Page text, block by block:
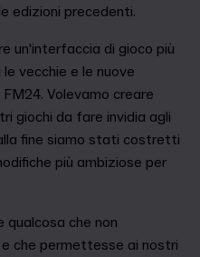
edizioni precedenti.
un'interfaccia di gioco più
vecchie e le nuove
Volevamo creare
giochi da fare invidia agli
fine siamo stati costretti
più ambiziose per
qualcosa che non
che permettesse ai nostri